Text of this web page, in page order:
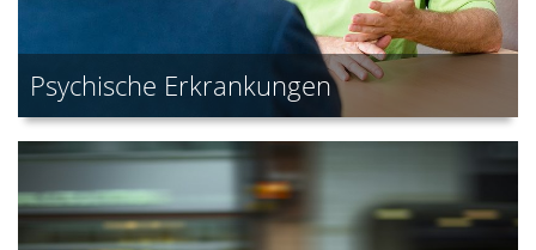
Psychische Erkrankungen